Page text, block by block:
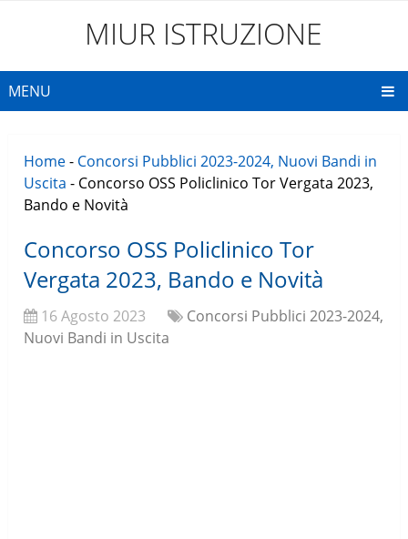
MIUR ISTRUZIONE
MENU
Home- Concorsi Pubblici 2023-2024, Nuovi Bandi in
Uscita - Concorso OSS Policlinico Tor Vergata 2023,
Bando e Novità
Concorso OSS Policlinico Tor
Vergata 2023, Bando e Novità
16 Agosto 2023
Concorsi Pubblici 2023-2024,
Nuovi Bandi in Uscita